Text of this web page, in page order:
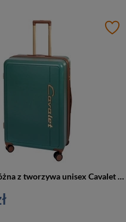
Walizka podróżna z tworzywa unisex Cavalet VIKEN L duża na 4 kółkach zielona